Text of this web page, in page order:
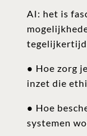
AI: het is
tegelijkertijd
● Hoe zorg
inzet die
● Hoe
systemen